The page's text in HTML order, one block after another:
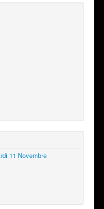
11 Novembre